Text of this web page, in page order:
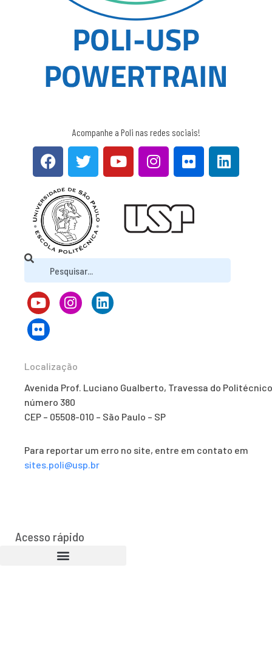
Acompanhe a Poli nas redes sociais!
Localização
Avenida Prof. Luciano Gualberto, Travessa do
número 380
CEP – 05508-010 – São Paulo – SP
Para reportar um erro no site, entre em contato em
sites.poli@usp.br
Acesso rápido